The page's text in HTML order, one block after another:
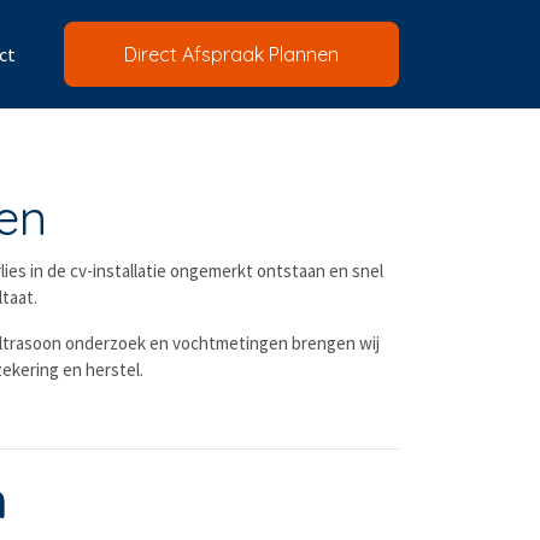
Direct Afspraak Plannen
in de cv-installatie ongemerkt ontstaan en snel
onderzoek en vochtmetingen brengen wij
en herstel.